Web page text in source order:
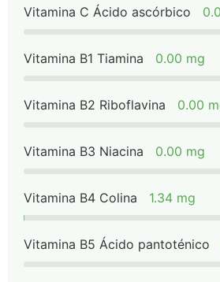
Vitamina C Ácido ascórbico
Vitamina B1 Tiamina 0.00 mg
Vitamina B2 Riboflavina 0.00
Vitamina B3 Niacina 0.00 mg
Vitamina B4 Colina 1.34 mg
Vitamina B5 Ácido pantoténico